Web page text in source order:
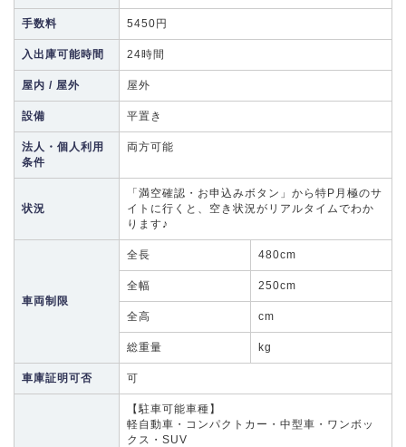
手数料 5450円
入出庫可能時間 24時間
屋内 / 屋外 屋外
設備 平置き
法人・個人利用
条件
両方可能
状況
「満空確認・お申込みボタン」から特P月極のサ
イトに行くと、空き状況がリアルタイムでわか
ります♪
車両制限
全長 480cm
全幅 250cm
全高 cm
総重量 kg
車庫証明可否 可
【駐車可能車種】
軽自動車・コンパクトカー・中型車・ワンボッ
クス・SUV